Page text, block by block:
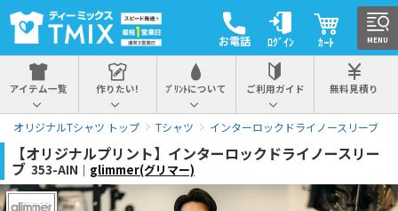
お電話 ﾛｸﾞｲﾝ ｶｰﾄ
アイテム一覧 作りたい! ﾌﾟﾘﾝﾄについて ご利用ガイド 無料見積り
オリジナルTシャツ トップ Tシャツ インターロックドライノースリーブ
【オリジナルプリント】インターロックドライノースリー
ブ 353-AIN｜ glimmer(グリマー)
MENU